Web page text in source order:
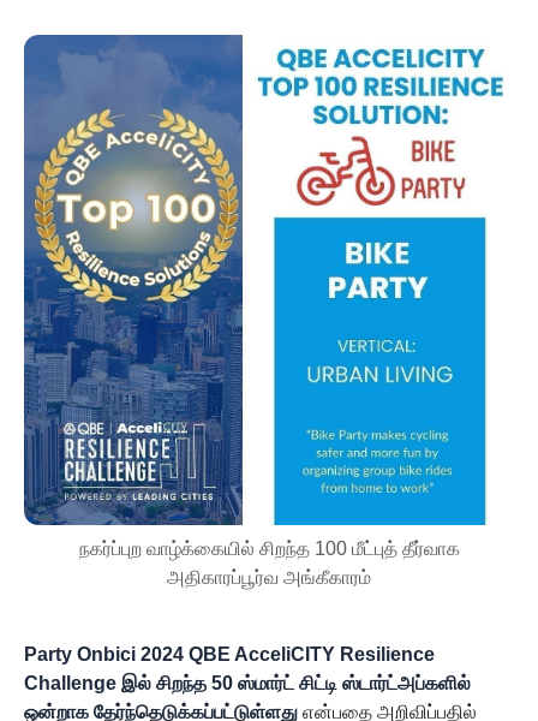
நகர்ப்புற வாழ்க்கையில் சிறந்த 100 மீட்புத் தீர்வாக
அதிகாரப்பூர்வ அங்கீகாரம்
Party Onbici 2024 QBE AcceliCITY Resilience
Challenge இல் சிறந்த 50 ஸ்மார்ட் சிட்டி ஸ்டார்ட்அப்களில்
ஒன்றாக தேர்ந்தெடுக்கப்பட்டுள்ளது என்பதை அறிவிப்பதில்